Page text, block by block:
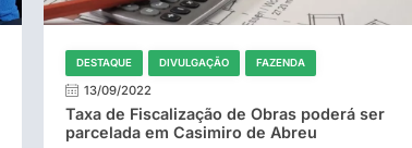
DESTAQUE DIVULGAÇÃO FAZENDA
13/09/2022
Taxa de Fiscalização de Obras poderá ser
parcelada em Casimiro de Abreu